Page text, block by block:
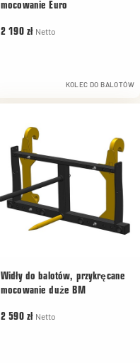
mocowanie Euro
2 190 zł Netto
KOLEC DO BALOTÓW
Widły do balotów, przykręcane
mocowanie duże BM
2 590 zł Netto